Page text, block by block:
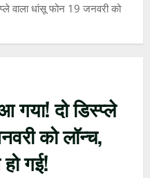
वाला धांसू फोन 19 जनवरी को
गया! दो डिस्प्ले
को लॉन्च,
गई!